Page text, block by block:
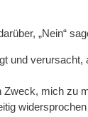
„Nein“
und
mich zu